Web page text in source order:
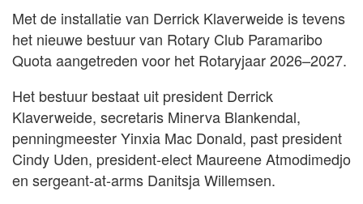
Met de installatie van Derrick Klaverweide is tevens
het nieuwe bestuur van Rotary Club Paramaribo
Quota aangetreden voor het Rotaryjaar 2026–2027.
Het bestuur bestaat uit president Derrick
Klaverweide, secretaris Minerva Blankendal,
penningmeester Yinxia Mac Donald, past president
Cindy Uden, president-elect Maureene Atmodimedjo
en sergeant-at-arms Danitsja Willemsen.